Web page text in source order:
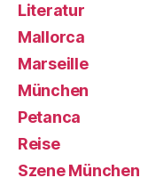
Literatur
Mallorca
Marseille
München
Petanca
Reise
Szene München